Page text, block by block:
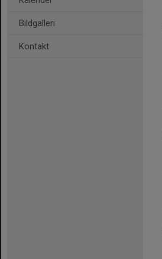
Bildgalleri
Kontakt